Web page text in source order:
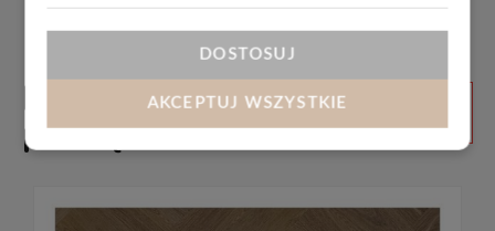
Produkty
powiązane
ZOBACZ
DOSTOSUJ
AKCEPTUJ WSZYSTKIE